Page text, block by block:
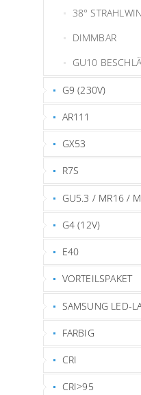
38°
DIMMBAR
GU10
G9 (230V)
AR111
GX53
R7S
GU5.3 / MR16 /
G4 (12V)
E40
VORTEILSPAKET
SAMSUNG LED-
FARBIG
CRI
CRI>95